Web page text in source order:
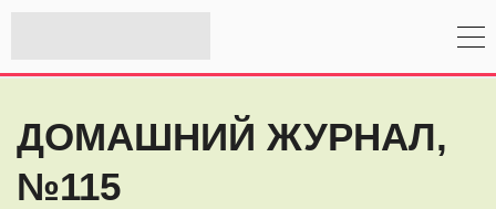
ДОМАШНИЙ ЖУРНАЛ,
№115